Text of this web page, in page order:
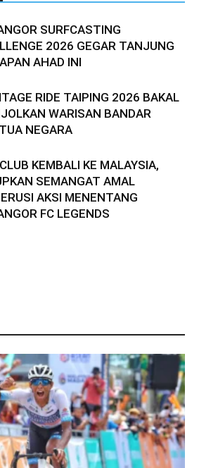
SURFCASTING
2026 GEGAR TANJUNG
AHAD INI
RIDE TAIPING 2026 BAKAL
WARISAN BANDAR
NEGARA
KEMBALI KE MALAYSIA,
SEMANGAT AMAL
AKSI MENENTANG
FC LEGENDS